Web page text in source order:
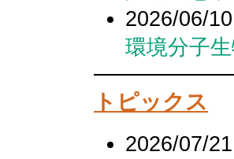
2026/06/10
環境分子
トピックス
2026/07/21